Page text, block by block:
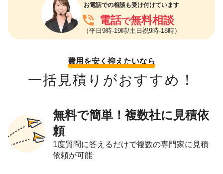
お電話での相談も受け付けています
phone_in_talk 電話で無料相談
（平日9時-19時/土日祝9時-18時）
費用を安く抑えたいなら
一括見積りがおすすめ！
無料で簡単！複数社に見積依
頼
1度質問に答えるだけで複数の専門家に見積
依頼が可能